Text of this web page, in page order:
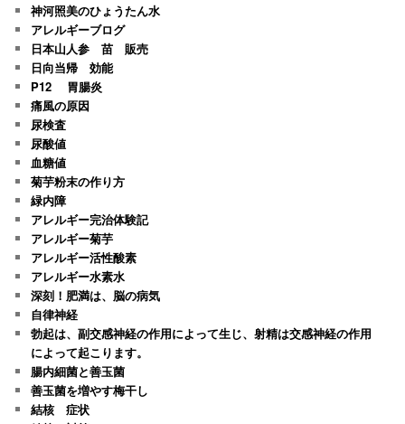
神河照美のひょうたん水
アレルギーブログ
日本山人参 苗 販売
日向当帰 効能
P12 胃腸炎
痛風の原因
尿検査
尿酸値
血糖値
菊芋粉末の作り方
緑内障
アレルギー完治体験記
アレルギー菊芋
アレルギー活性酸素
アレルギー水素水
深刻！肥満は、脳の病気
自律神経
勃起は、副交感神経の作用によって生じ、射精は交感神経の作用
によって起こります。
腸内細菌と善玉菌
善玉菌を増やす梅干し
結核 症状